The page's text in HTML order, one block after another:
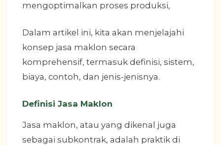
mengoptimalkan proses produksi,
Dalam artikel ini, kita akan menjelajahi
konsep jasa maklon secara
komprehensif, termasuk definisi, sistem,
biaya, contoh, dan jenis-jenisnya.
Definisi Jasa Maklon
Jasa maklon, atau yang dikenal juga
sebagai subkontrak, adalah praktik di